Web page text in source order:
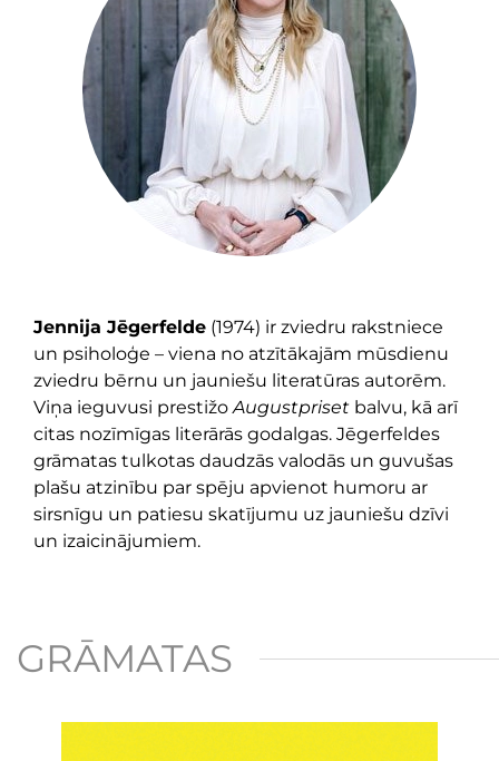
Jennija Jēgerfelde (1974) ir zviedru rakstniece
un psiholoģe – viena no atzītākajām mūsdienu
zviedru bērnu un jauniešu literatūras autorēm.
Viņa ieguvusi prestižoAugustpriset balvu, kā arī
citas nozīmīgas literārās godalgas. Jēgerfeldes
grāmatas tulkotas daudzās valodās un guvušas
plašu atzinību par spēju apvienot humoru ar
sirsnīgu un patiesu skatījumu uz jauniešu dzīvi
un izaicinājumiem.
GRĀMATAS